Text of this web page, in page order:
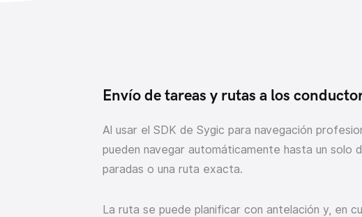
Envío de tareas y rutas a los
Al usar el SDK de Sygic para navegación
pueden navegar automáticamente hasta un solo
paradas o una ruta exacta.
La ruta se puede planificar con antelación y, en